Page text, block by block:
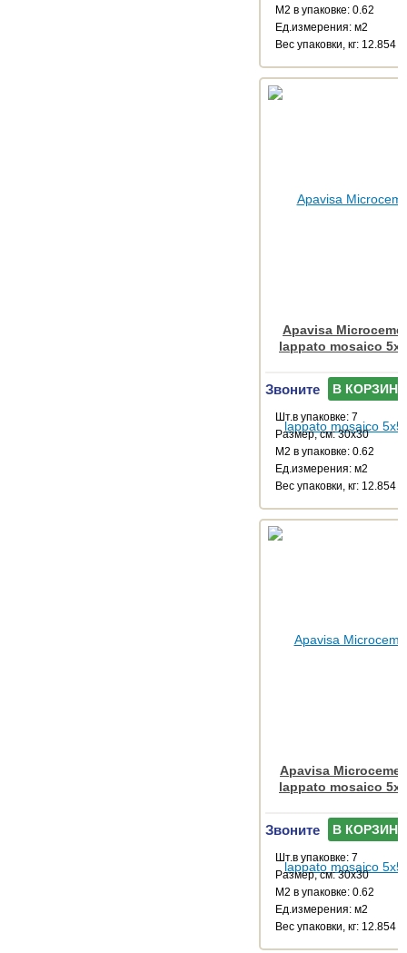
М2 в упаковке: 0.62
Ед.измерения: м2
Веc упаковки, кг: 12.854
Apavisa
lappato mosaico
Звоните В КОРЗИНУ
Шт.в упаковке: 7
Размер, см: 30x30
М2 в упаковке: 0.62
Ед.измерения: м2
Веc упаковки, кг: 12.854
Apavisa
lappato mosaico
Звоните В КОРЗИНУ
Шт.в упаковке: 7
Размер, см: 30x30
М2 в упаковке: 0.62
Ед.измерения: м2
Веc упаковки, кг: 12.854